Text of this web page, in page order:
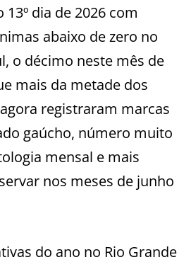
13º dia de 2026 com
abaixo de zero no
o décimo neste mês de
mais da metade dos
registraram marcas
gaúcho, número muito
mensal e mais
nos meses de junho
do ano no Rio Grande